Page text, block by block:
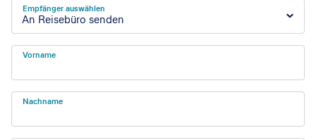
An Reisebüro senden
Empfänger auswählen
Vorname
Nachname